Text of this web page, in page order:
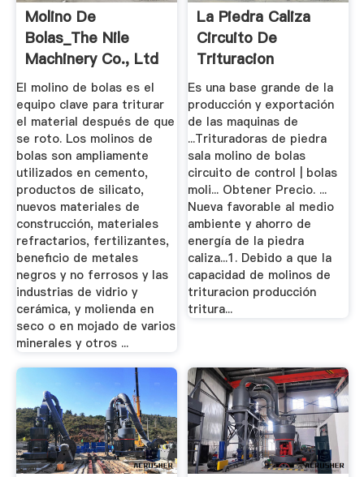
Molino De
Bolas_The Nile
Machinery Co., Ltd
El molino de bolas es el
equipo clave para triturar
el material después de que
se roto. Los molinos de
bolas son ampliamente
utilizados en cemento,
productos de silicato,
nuevos materiales de
construcción, materiales
refractarios, fertilizantes,
beneficio de metales
negros y no ferrosos y las
industrias de vidrio y
cerámica, y molienda en
seco o en mojado de varios
minerales y otros ...
La Piedra Caliza
Circuito De
Trituracion
Es una base grande de la
producción y exportación
de las maquinas de
...Trituradoras de piedra
sala molino de bolas
circuito de control | bolas
moli... Obtener Precio. ...
Nueva favorable al medio
ambiente y ahorro de
energía de la piedra
caliza...1. Debido a que la
capacidad de molinos de
trituracion producción
tritura...